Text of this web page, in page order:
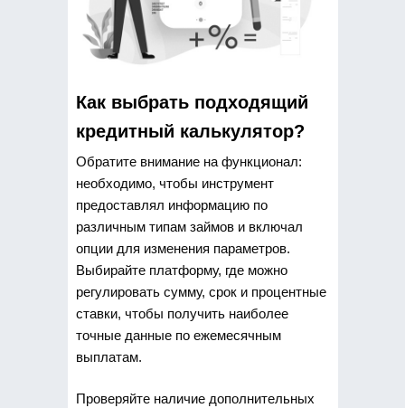
Как выбрать подходящий
кредитный калькулятор?
Обратите внимание на функционал:
необходимо, чтобы инструмент
предоставлял информацию по
различным типам займов и включал
опции для изменения параметров.
Выбирайте платформу, где можно
регулировать сумму, срок и процентные
ставки, чтобы получить наиболее
точные данные по ежемесячным
выплатам.
Проверяйте наличие дополнительных